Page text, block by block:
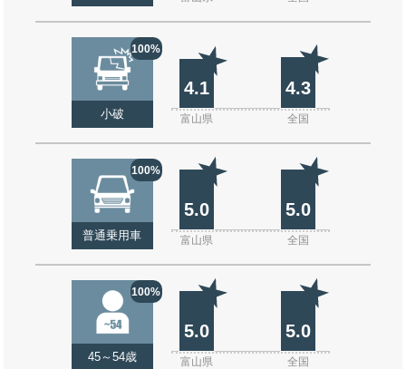
100%
小破
4.1 4.3
富山県 全国
100%
普通乗用車
5.0 5.0
富山県 全国
100%
45～54歳
5.0 5.0
富山県 全国